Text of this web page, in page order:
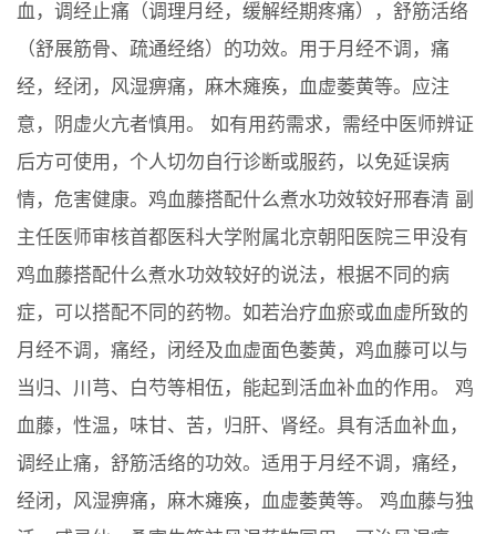
血，调经止痛（调理月经，缓解经期疼痛），舒筋活络
（舒展筋骨、疏通经络）的功效。用于月经不调，痛
经，经闭，风湿痹痛，麻木瘫痪，血虚萎黄等。应注
意，阴虚火亢者慎用。 如有用药需求，需经中医师辨证
后方可使用，个人切勿自行诊断或服药，以免延误病
情，危害健康。鸡血藤搭配什么煮水功效较好邢春清 副
主任医师审核首都医科大学附属北京朝阳医院三甲没有
鸡血藤搭配什么煮水功效较好的说法，根据不同的病
症，可以搭配不同的药物。如若治疗血瘀或血虚所致的
月经不调，痛经，闭经及血虚面色萎黄，鸡血藤可以与
当归、川芎、白芍等相伍，能起到活血补血的作用。 鸡
血藤，性温，味甘、苦，归肝、肾经。具有活血补血，
调经止痛，舒筋活络的功效。适用于月经不调，痛经，
经闭，风湿痹痛，麻木瘫痪，血虚萎黄等。 鸡血藤与独